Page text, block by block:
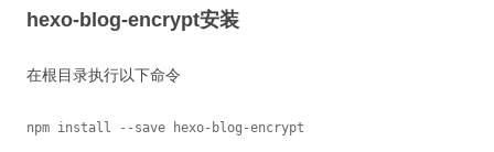
hexo-blog-encrypt安装
在根目录执行以下命令
npm install --save hexo-blog-encrypt